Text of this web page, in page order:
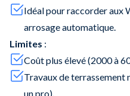
Idéal pour raccorder aux
arrosage automatique.
Limites :
Coût plus élevé (2000 à
Travaux de terrassement
un pro).